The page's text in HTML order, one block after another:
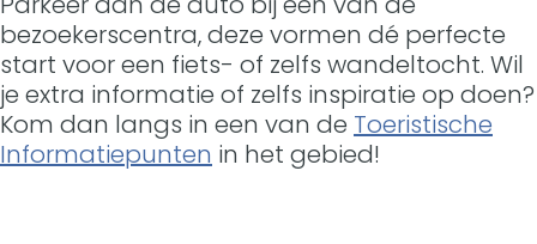
bezoekerscentra, deze vormen dé perfecte
start voor een fiets- of zelfs wandeltocht. Wil
je extra informatie of zelfs inspiratie op doen?
Kom dan langs in een van de Toeristische
Informatiepunten in het gebied!